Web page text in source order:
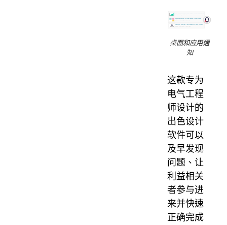
桌面和应用通
知
这款专为
电气工程
师设计的
出色设计
软件可以
及早发现
问题、让
利益相关
者参与进
来并快速
正确完成